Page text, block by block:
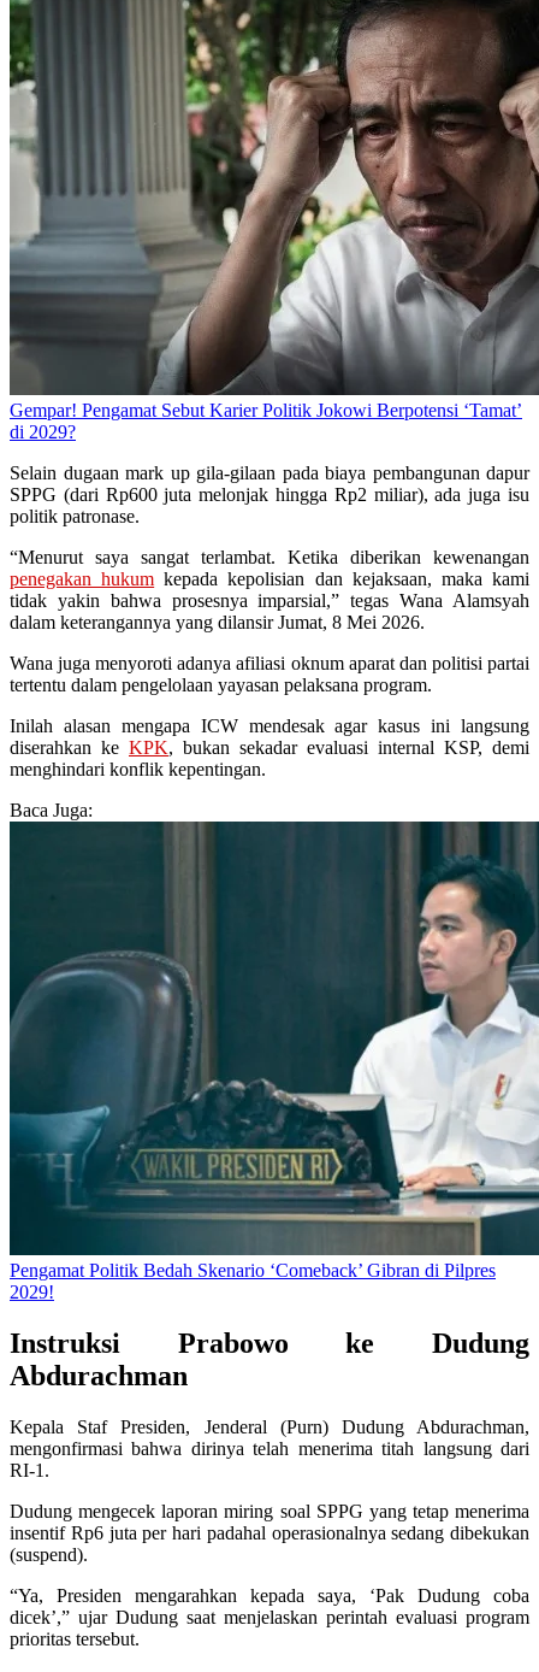
Gempar! Pengamat Sebut Karier Politik Jokowi Berpotensi ‘Tamat’
di 2029?
Selain dugaan mark up gila-gilaan pada biaya pembangunan dapur
SPPG (dari Rp600 juta melonjak hingga Rp2 miliar), ada juga isu
politik patronase.
“Menurut saya sangat terlambat. Ketika diberikan kewenangan
penegakan hukum kepada kepolisian dan kejaksaan, maka kami
tidak yakin bahwa prosesnya imparsial,” tegas Wana Alamsyah
dalam keterangannya yang dilansir Jumat, 8 Mei 2026.
Wana juga menyoroti adanya afiliasi oknum aparat dan politisi partai
tertentu dalam pengelolaan yayasan pelaksana program.
Inilah alasan mengapa ICW mendesak agar kasus ini langsung
diserahkan ke KPK, bukan sekadar evaluasi internal KSP, demi
menghindari konflik kepentingan.
Baca Juga:
Pengamat Politik Bedah Skenario ‘Comeback’ Gibran di Pilpres
2029!
Instruksi Prabowo ke Dudung
Abdurachman
Kepala Staf Presiden, Jenderal (Purn) Dudung Abdurachman,
mengonfirmasi bahwa dirinya telah menerima titah langsung dari
RI-1.
Dudung mengecek laporan miring soal SPPG yang tetap menerima
insentif Rp6 juta per hari padahal operasionalnya sedang dibekukan
(suspend).
“Ya, Presiden mengarahkan kepada saya, ‘Pak Dudung coba
dicek’,” ujar Dudung saat menjelaskan perintah evaluasi program
prioritas tersebut.